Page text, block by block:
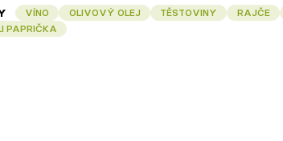
VÍNO OLIVOVÝ OLEJ TĚSTOVINY RAJČE
PAPRIČKA